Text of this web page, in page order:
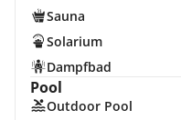
Sauna
Solarium
Dampfbad
Pool
Outdoor Pool